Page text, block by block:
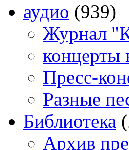
аудио (939)
Журнал
концерты
Пресс-
Разные
Библиотека
Архив